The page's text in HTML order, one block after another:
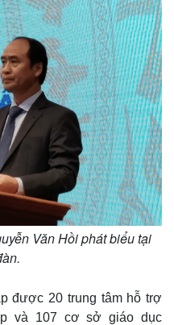
Văn Hồi phát biểu tại
được 20 trung tâm hỗ trợ
và 107 cơ sở giáo dục